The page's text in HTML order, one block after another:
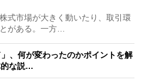
式市場が大きく動いたり、取引環
がある。一方…
、何が変わったのかポイントを解
な説…